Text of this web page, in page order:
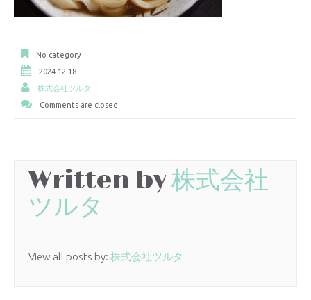
No category
2024-12-18
株式会社ツルタ
Comments are closed
Written by株式会社
ツルタ
View all posts by: 株式会社ツルタ